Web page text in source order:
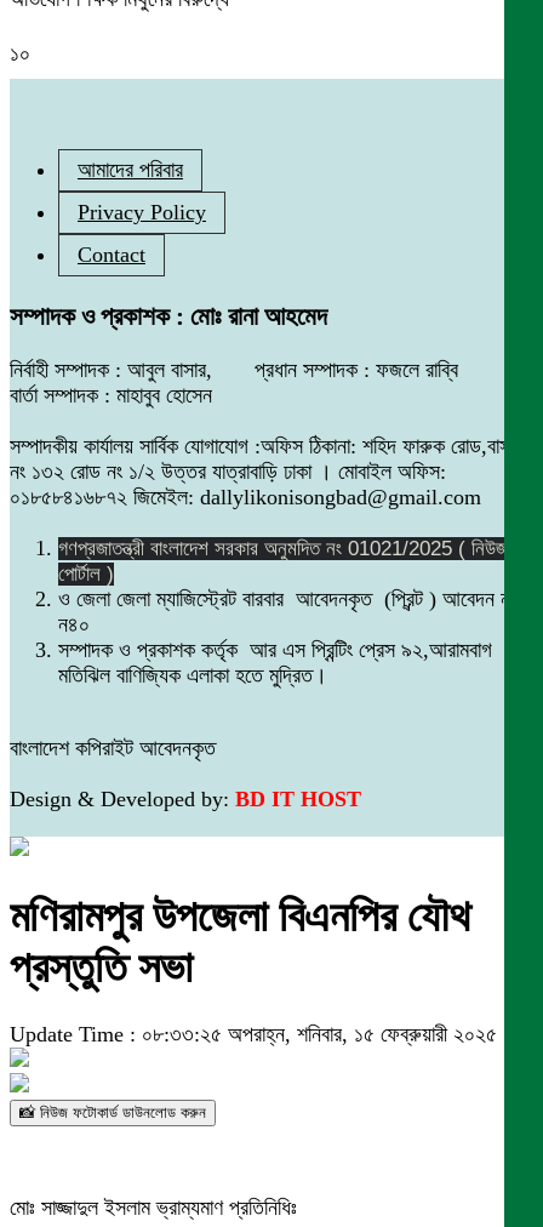
১০
আমাদের পরিবার
Privacy Policy
Contact
সম্পাদক ও প্রকাশক : মোঃ রানা আহমেদ
নির্বাহী সম্পাদক : আবুল বাসার, প্রধান সম্পাদক : ফজলে রাব্বি
বার্তা সম্পাদক : মাহাবুব হোসেন
সম্পাদকীয় কার্যালয় সার্বিক যোগাযোগ :অফিস ঠিকানা: শহিদ ফারুক রোড,বাসা
নং ১৩২ রোড নং ১/২ উত্তর যাত্রাবাড়ি ঢাকা । মোবাইল অফিস:
০১৮৫৮৪১৬৮৭২ জিমেইল: dallylikonisongbad@gmail.com
গণপ্রজাতন্ত্রী বাংলাদেশ সরকার অনুমদিত নং 01021/2025 ( নিউজ
পোর্টাল )
ও জেলা জেলা ম্যাজিস্ট্রেট বারবার আবেদনকৃত (প্রিন্ট ) আবেদন নং
ন৪০
সম্পাদক ও প্রকাশক কর্তৃক আর এস প্রিন্টিং প্রেস ৯২,আরামবাগ
মতিঝিল বাণিজ্যিক এলাকা হতে মুদ্রিত।
বাংলাদেশ কপিরাইট আবেদনকৃত
Design & Developed by: BD IT HOST
মণিরামপুর উপজেলা বিএনপির যৌথ
প্রস্তুতি সভা
Update Time : ০৮:৩৩:২৫ অপরাহ্ন, শনিবার, ১৫ ফেব্রুয়ারী ২০২৫
📸 নিউজ ফটোকার্ড ডাউনলোড করুন
মোঃ সাজ্জাদুল ইসলাম ভ্রাম্যমাণ প্রতিনিধিঃ